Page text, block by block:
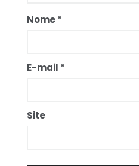
Nome*
E-mail *
Site